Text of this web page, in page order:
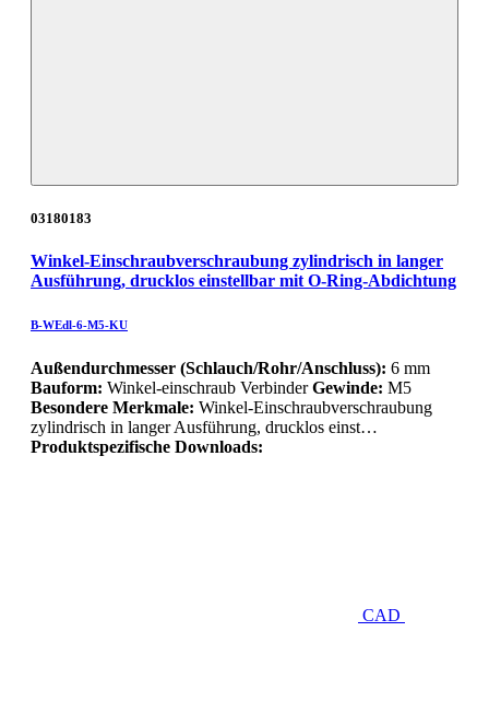
03180183
Winkel-Einschraubverschraubung zylindrisch in langer
Ausführung, drucklos einstellbar mit O-Ring-Abdichtung
B-WEdl-6-M5-KU
Außendurchmesser (Schlauch/Rohr/Anschluss): 6 mm
Bauform: Winkel-einschraub VerbinderGewinde: M5
Besondere Merkmale: Winkel-Einschraubverschraubung
zylindrisch in langer Ausführung, drucklos einst…
Produktspezifische Downloads:
CAD